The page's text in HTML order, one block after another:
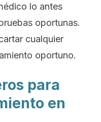
lo antes
oportunas.
cualquier
oportuno.
para
en